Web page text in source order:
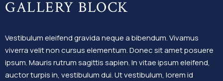
GALLERY BLOCK
Vestibulum eleifend gravida neque a bibendum. Vivamus
viverra velit non cursus elementum. Donec sit amet posuere
ipsum. Mauris rutrum sagittis sapien. In vitae ipsum eleifend,
auctor turpis in, vestibulum dui. Ut vestibulum, lorem id